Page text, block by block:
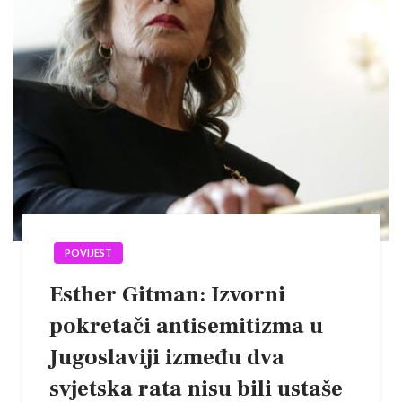
POVIJEST
Esther Gitman: Izvorni
pokretači antisemitizma u
Jugoslaviji između dva
svjetska rata nisu bili ustaše